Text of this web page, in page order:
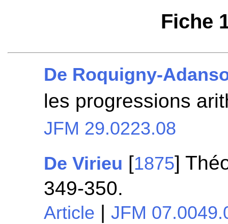
Fiche
De Roquigny-
les progressions
JFM 29.0223.08
De Virieu [1875]
349-350.
Article |JFM